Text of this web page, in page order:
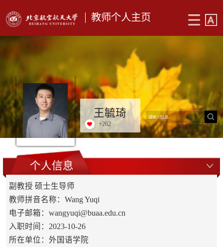
教师个人主页
王毓琦
+262
个人信息
副教授 硕士生导师
教师拼音名称：Wang Yuqi
电子邮箱： wangyuqi@buaa.edu.cn
入职时间：2023-10-26
所在单位：外国语学院